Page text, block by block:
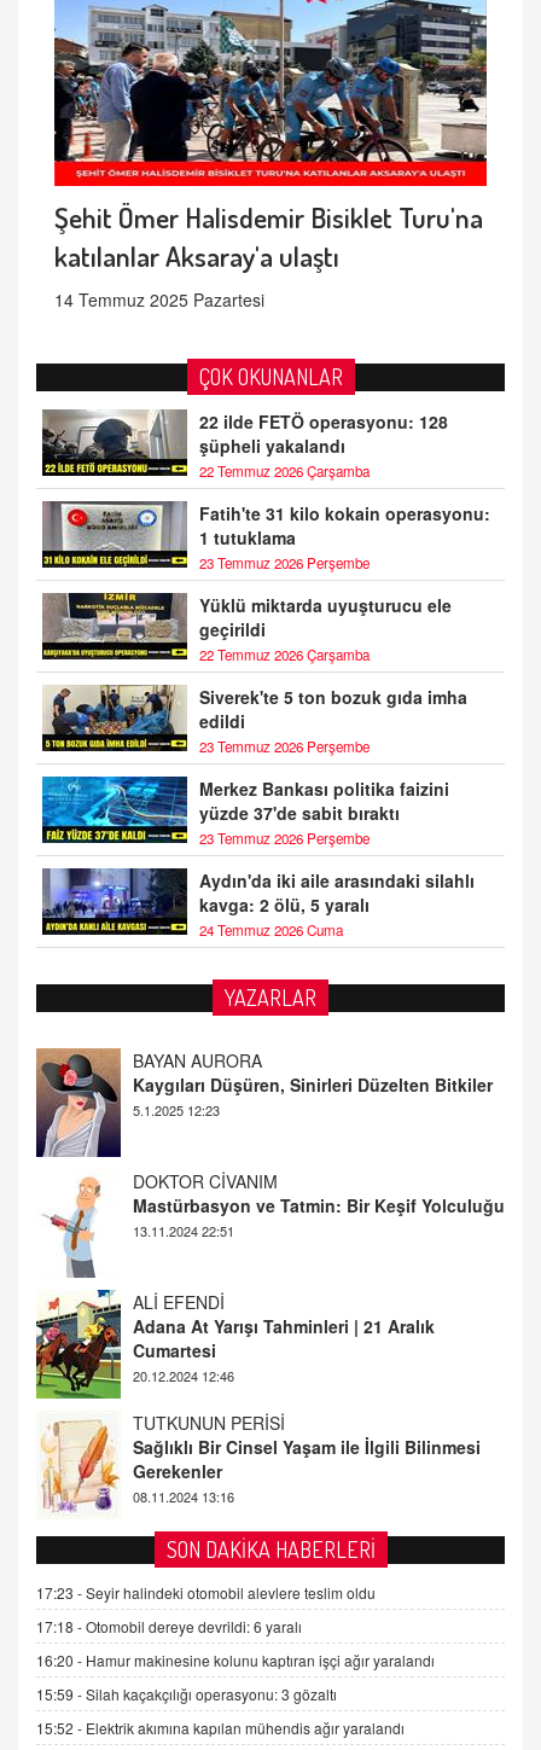
Şehit Ömer Halisdemir Bisiklet Turu'na
katılanlar Aksaray'a ulaştı
14 Temmuz 2025 Pazartesi
ÇOK OKUNANLAR
22 ilde FETÖ operasyonu: 128
şüpheli yakalandı
22 Temmuz 2026 Çarşamba
Fatih'te 31 kilo kokain operasyonu:
1 tutuklama
23 Temmuz 2026 Perşembe
Yüklü miktarda uyuşturucu ele
geçirildi
22 Temmuz 2026 Çarşamba
Siverek'te 5 ton bozuk gıda imha
edildi
23 Temmuz 2026 Perşembe
Merkez Bankası politika faizini
yüzde 37'de sabit bıraktı
23 Temmuz 2026 Perşembe
Aydın'da iki aile arasındaki silahlı
kavga: 2 ölü, 5 yaralı
24 Temmuz 2026 Cuma
YAZARLAR
DOKTOR CİVANIM
Mastürbasyon ve Tatmin: Bir Keşif Yolculuğu
13.11.2024 22:51
ALİ EFENDİ
Adana At Yarışı Tahminleri | 21 Aralık
Cumartesi
TUTKUNUN PERİSİ
Sağlıklı Bir Cinsel Yaşam ile İlgili Bilinmesi
Gerekenler
08.11.2024 13:16
FARUK ÖNALAN
Tezkere Onaylanmasaydı…
2 Kasım 2021 Salı 00:11
AV. DOĞAN CAN DOĞAN
Kişisel verilerin korunması ve dijital hukukun
gelişimi
15.09.2025 16:17
SEHER EREK
Kış Ayları Geldi, Hangi Önlemler Alınmalı?
9.12.2025 10:11
SON DAKİKA HABERLERİ
17:23 -Seyir halindeki otomobil alevlere teslim oldu
17:18 -Otomobil dereye devrildi: 6 yaralı
16:20 - Hamur makinesine kolunu kaptıran işçi ağır yaralandı
15:59 -Silah kaçakçılığı operasyonu: 3 gözaltı
15:52 - Elektrik akımına kapılan mühendis ağır yaralandı